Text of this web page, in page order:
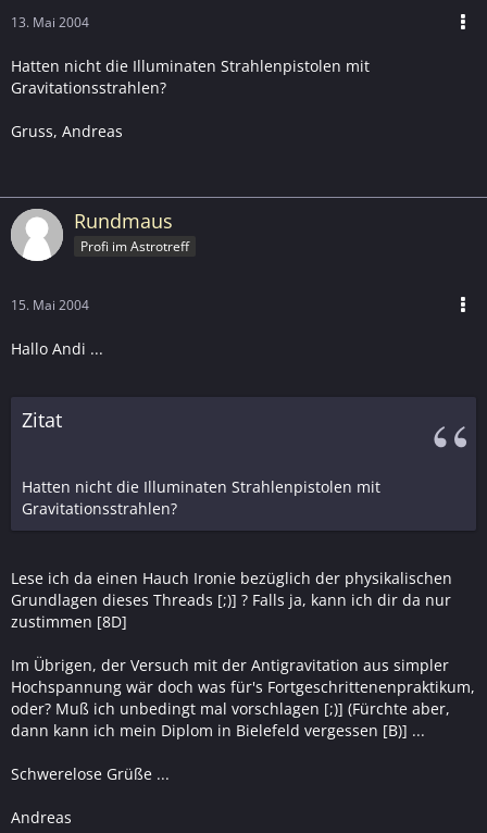
13. Mai 2004
Hatten nicht die Illuminaten Strahlenpistolen mit
Gravitationsstrahlen?
Gruss, Andreas
Rundmaus
Profi im Astrotreff
15. Mai 2004
Hallo Andi ...
Zitat
Hatten nicht die Illuminaten Strahlenpistolen mit
Gravitationsstrahlen?
Lese ich da einen Hauch Ironie bezüglich der physikalischen
Grundlagen dieses Threads [;)] ? Falls ja, kann ich dir da nur
zustimmen [8D]
Im Übrigen, der Versuch mit der Antigravitation aus simpler
Hochspannung wär doch was für's Fortgeschrittenenpraktikum,
oder? Muß ich unbedingt mal vorschlagen [;)] (Fürchte aber,
dann kann ich mein Diplom in Bielefeld vergessen [B)] ...
Schwerelose Grüße ...
Andreas